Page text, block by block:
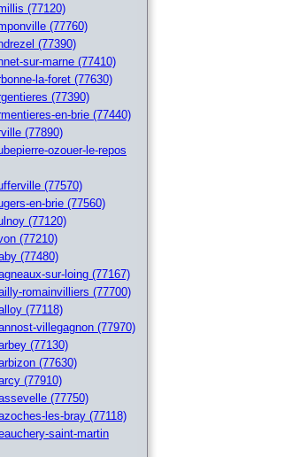
(77120)
(77760)
(77390)
sur-marne (77410)
la-foret (77630)
(77390)
en-brie (77440)
(77890)
ozouer-le-repos
(77570)
en-brie (77560)
(77120)
(77210)
(77480)
sur-loing (77167)
romainvilliers (77700)
(77118)
villegagnon (77970)
(77130)
(77630)
(77910)
(77750)
les-bray (77118)
saint-martin